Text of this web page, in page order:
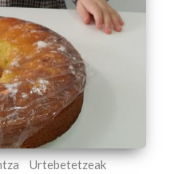
Urtebetetzeak